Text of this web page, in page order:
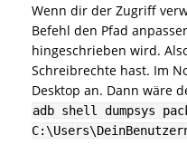
Wenn dir der Zugriff
Befehl den Pfad
hingeschrieben wird.
Schreibrechte hast. Im
Desktop an. Dann wäre
adb shell dumpsys